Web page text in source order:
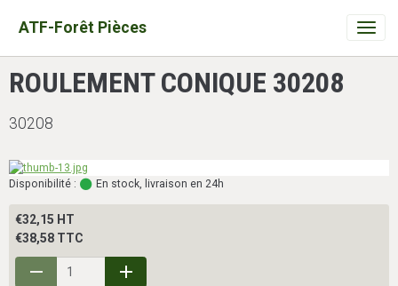
ATF-Forêt Pièces
ROULEMENT CONIQUE 30208
30208
Disponibilité : En stock, livraison en 24h
€32,15 HT
€38,58 TTC